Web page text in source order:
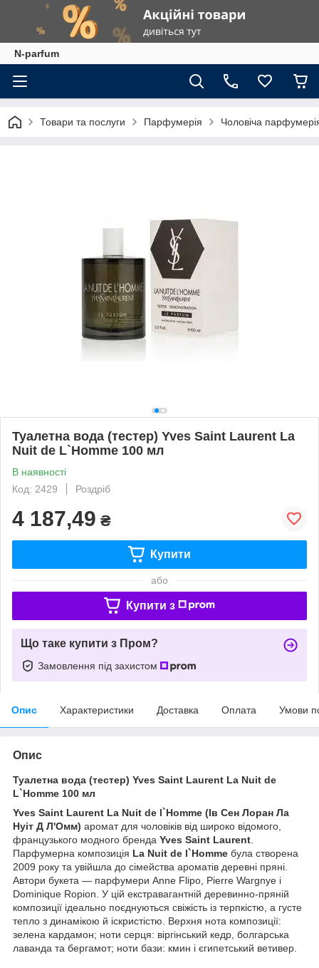
N-parfum
Товари та послуги Парфумерія Чоловіча
Туалетна вода (тестер) Yves Saint Laurent La
Nuit de L`Homme 100 мл
В наявності
Код: 2429
Роздріб
4 187,49 ₴
Купити
або
Купити з
Що таке купити з Пром?
Замовлення під захистом
Опис Характеристики Доставка Оплата Умови
Опис
Туалетна вода (тестер) Yves Saint Laurent La Nuit de
L`Homme 100 мл
Yves Saint Laurent La Nuit de l`Homme (Ів Сен Лоран Ла
Нуіт Д Л'Омм) аромат для чоловіків від широко відомого,
французького модного бренда Yves Saint Laurent
Парфумерна композиція La Nuit de l`Homme була створена
2009 року та увійшла до сімейства ароматів деревні пряні.
Автори букета — парфумери Anne Flipo, Pierre Wargnye і
Dominique Ropion. У цій екстравагантній деревинно-пряній
композиції ідеально поєднуються свіжість із терпкістю, а густе
тепло з динамікою й іскристістю. Верхня нота композиції:
зелена кардамон; ноти серця: віргінський кедр, болгарська
лаванда та бергамот; ноти бази: кмин і єгипетський ветивер.